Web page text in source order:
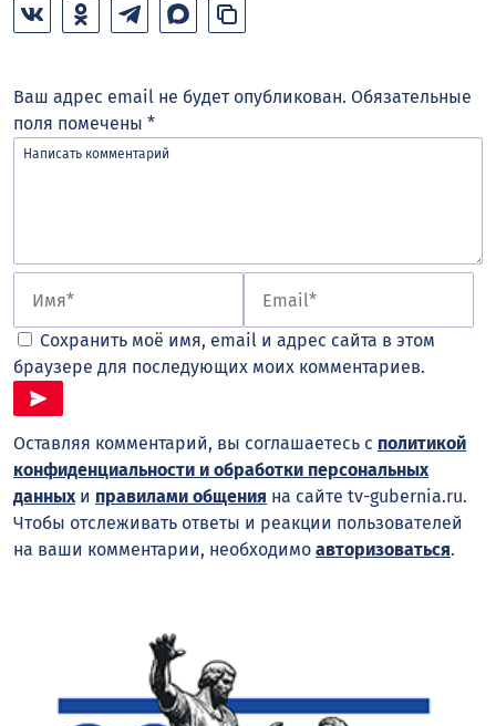
Ваш адрес email не будет опубликован. Обязательные
поля помечены *
Сохранить моё имя, email и адрес сайта в этом
браузере для последующих моих комментариев.
Оставляя комментарий, вы соглашаетесь с политикой
конфиденциальности и обработки персональных
данныхи правилами общения на сайте tv-gubernia.ru.
Чтобы отслеживать ответы и реакции пользователей
на ваши комментарии, необходимо авторизоваться.